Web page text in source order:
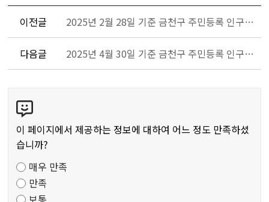
이전글 2025년 2월 28일 기준 금천구 주민등록 인구현황입니다.
다음글 2025년 4월 30일 기준 금천구 주민등록 인구현황입니다.
텐
츠
만
도
조
이 페이지에서 제공하는 정보에 대하여 어느 정도 만족하셨
습니까?
매우 만족
만족